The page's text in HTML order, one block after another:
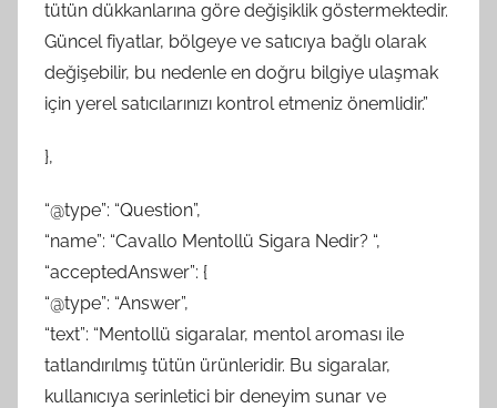
tütün dükkanlarına göre değişiklik göstermektedir.
Güncel fiyatlar, bölgeye ve satıcıya bağlı olarak
değişebilir, bu nedenle en doğru bilgiye ulaşmak
için yerel satıcılarınızı kontrol etmeniz önemlidir.”
},
“@type”: “Question”,
“name”: “Cavallo Mentollü Sigara Nedir? “,
“acceptedAnswer”: {
“@type”: “Answer”,
“text”: “Mentollü sigaralar, mentol aroması ile
tatlandırılmış tütün ürünleridir. Bu sigaralar,
kullanıcıya serinletici bir deneyim sunar ve